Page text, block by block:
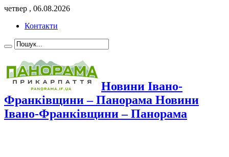
четвер , 06.08.2026
Контакти
Новини Івано-
Франківщини – Панорама Новини
Івано-Франківщини – Панорама